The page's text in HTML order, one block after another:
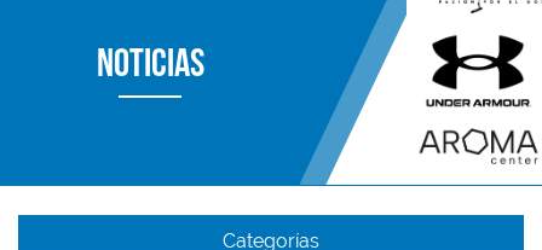
Noticias
Categorías